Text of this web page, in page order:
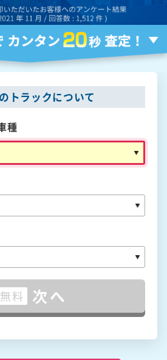
トラックについて
種
無料 次へ